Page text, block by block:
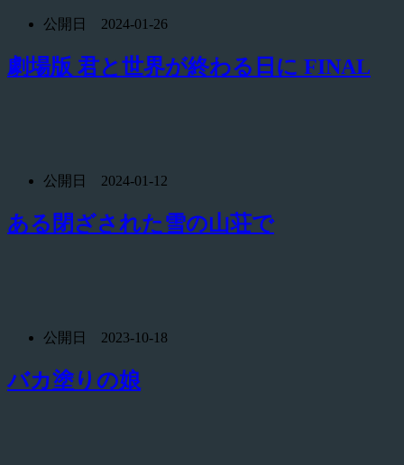
公開日 2024-01-26
劇場版 君と世界が終わる日に FINAL
公開日 2024-01-12
ある閉ざされた雪の山荘で
公開日 2023-10-18
バカ塗りの娘